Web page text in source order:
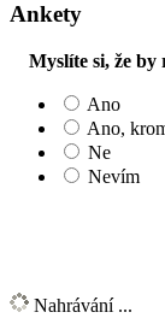
Ankety
Myslíte si, že by
Ano
Ano,
Ne
Nevím
Nahrávání ...